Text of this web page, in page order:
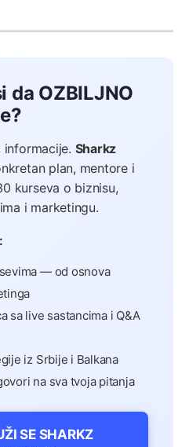
da OZBILJNO
informacije. Sharkz
plan, mentore i
kurseva o biznisu,
i marketingu.
— od osnova
sa live sastancima i Q&A
iz Srbije i Balkana
na sva tvoja pitanja
SE SHARKZ